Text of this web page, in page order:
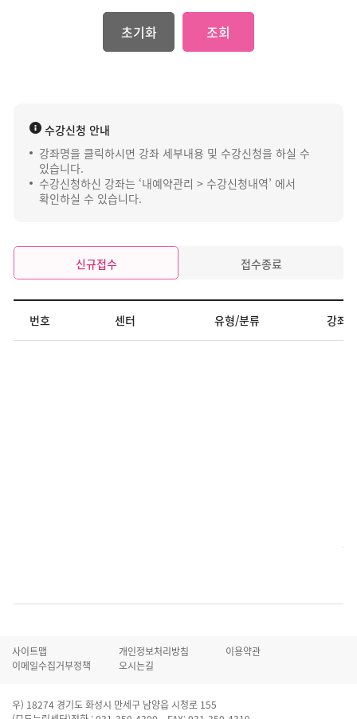
초기화 조회
수강신청 안내
강좌명을 클릭하시면 강좌 세부내용 및 수강신청을 하실 수
있습니다.
수강신청하신 강좌는 ‘내예약관리 > 수강신청내역’ 에서
확인하실 수 있습니다.
신규접수 접수종료
번호 센터 유형/분류 강좌명
등
사이트맵 개인정보처리방침
이용약관
이메일수집거부정책
오시는길
우) 18274 경기도 화성시 만세구 남양읍 시청로 155